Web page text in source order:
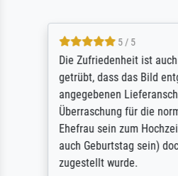
5 / 5
Die Zufriedenheit ist
getrübt, dass das Bild
angegebenen
Überraschung für die
Ehefrau sein zum
auch Geburtstag sein)
zugestellt wurde.